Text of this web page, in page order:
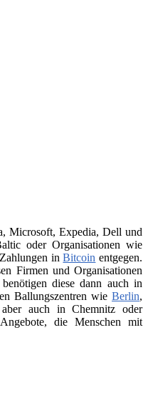
Microsoft, Expedia, Dell und
oder Organisationen wie
inBitcoin entgegen.
Firmen und Organisationen
diese dann auch in
Ballungszentren wie Berlin,
auch in Chemnitz oder
die Menschen mit